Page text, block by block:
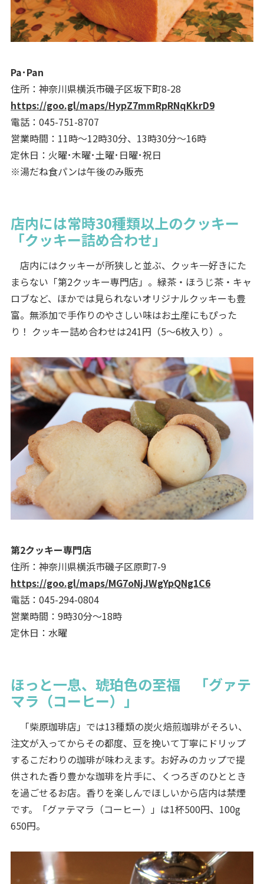
Pa･Pan
住所：神奈川県横浜市磯子区坂下町8-28
https://goo.gl/maps/HypZ7mmRpRNqKkrD9
電話：045-751-8707
営業時間：11時～12時30分、13時30分～16時
定休日：火曜･木曜･土曜･日曜･祝日
※湯だね食パンは午後のみ販売
店内には常時30種類以上のクッキー
「クッキー詰め合わせ」
店内にはクッキーが所狭しと並ぶ、クッキ一好きにた
まらない「第2クッキー専門店」。緑茶・ほうじ茶・キャ
ロブなど、ほかでは見られないオリジナルクッキーも豊
富。無添加で手作りのやさしい味はお土産にもぴった
り！ クッキー詰め合わせは241円（5～6枚入り）。
第2クッキー専門店
住所：神奈川県横浜市磯子区原町7-9
https://goo.gl/maps/MG7oNjJWgYpQNg1C6
電話：045-294-0804
営業時間：9時30分～18時
定休日：水曜
ほっと一息、琥珀色の至福 「グァテ
マラ（コーヒー）」
「柴原珈琲店」では13種類の炭火焙煎珈琲がそろい、
注文が入ってからその都度、豆を挽いて丁寧にドリップ
するこだわりの珈琲が味わえます。お好みのカップで提
供された香り豊かな珈琲を片手に、くつろぎのひととき
を過ごせるお店。香りを楽しんでほしいから店内は禁煙
です。「グァテマラ（コーヒー）」は1杯500円、100g
650円。